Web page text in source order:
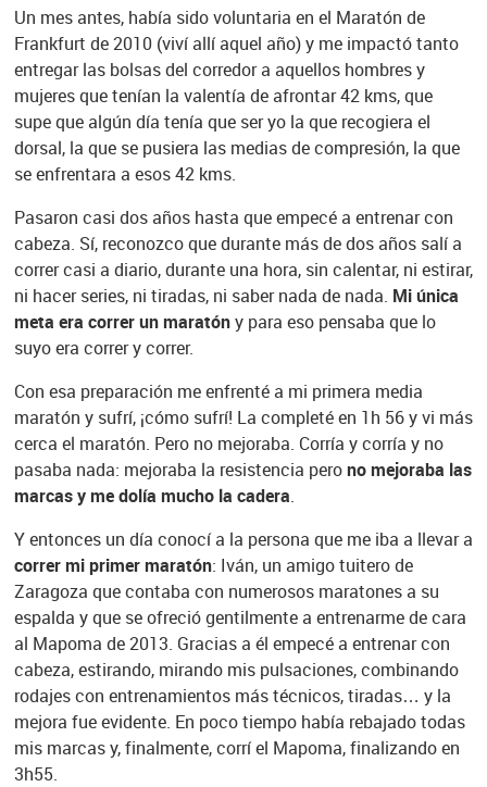
Un mes antes, había sido voluntaria en el Maratón de
Frankfurt de 2010 (viví allí aquel año) y me impactó tanto
entregar las bolsas del corredor a aquellos hombres y
mujeres que tenían la valentía de afrontar 42 kms, que
supe que algún día tenía que ser yo la que recogiera el
dorsal, la que se pusiera las medias de compresión, la que
se enfrentara a esos 42 kms.
Pasaron casi dos años hasta que empecé a entrenar con
cabeza. Sí, reconozco que durante más de dos años salí a
correr casi a diario, durante una hora, sin calentar, ni estirar,
ni hacer series, ni tiradas, ni saber nada de nada. Mi única
meta era correr un maratóny para eso pensaba que lo
suyo era correr y correr.
Con esa preparación me enfrenté a mi primera media
maratón y sufrí, ¡cómo sufrí! La completé en 1h 56 y vi más
cerca el maratón. Pero no mejoraba. Corría y corría y no
pasaba nada: mejoraba la resistencia perono mejoraba las
marcas y me dolía mucho la cadera.
Y entonces un día conocí a la persona que me iba a llevar a
correr mi primer maratón: Iván, un amigo tuitero de
Zaragoza que contaba con numerosos maratones a su
espalda y que se ofreció gentilmente a entrenarme de cara
al Mapoma de 2013. Gracias a él empecé a entrenar con
cabeza, estirando, mirando mis pulsaciones, combinando
rodajes con entrenamientos más técnicos, tiradas… y la
mejora fue evidente. En poco tiempo había rebajado todas
mis marcas y, finalmente, corrí el Mapoma, finalizando en
3h55.